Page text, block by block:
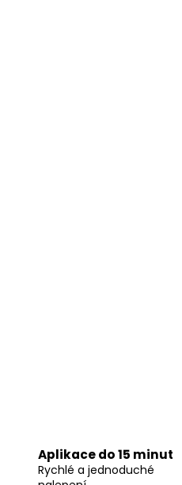
Aplikace do 15 minut
Rychlé a jednoduché